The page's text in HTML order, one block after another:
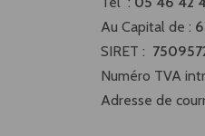
Au Capital de :
SIRET :
Numéro TVA
Adresse de